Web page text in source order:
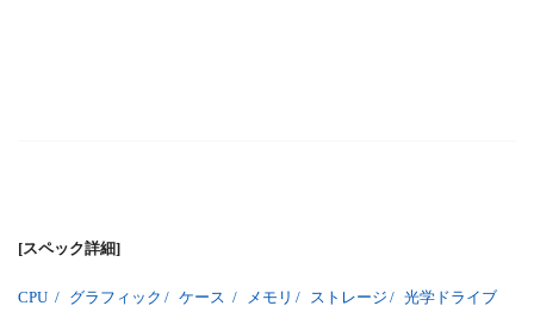
[スペック詳細]
CPU / グラフィック / ケース / メモリ / ストレージ / 光学ドライブ